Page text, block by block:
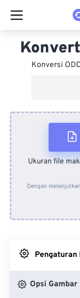
Konversi
Ukuran file
Dengan
Opsi Gambar